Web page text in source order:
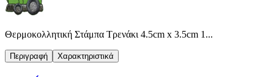
Θερμοκολλητική Στάμπα Τρενάκι 4.5cm x 3.5cm 1...
Περιγραφή Χαρακτηριστικά